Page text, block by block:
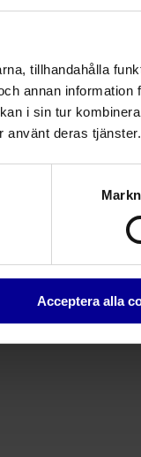
tillhandahålla
annan information
i sin tur
använt deras tjänster.
Acceptera alla